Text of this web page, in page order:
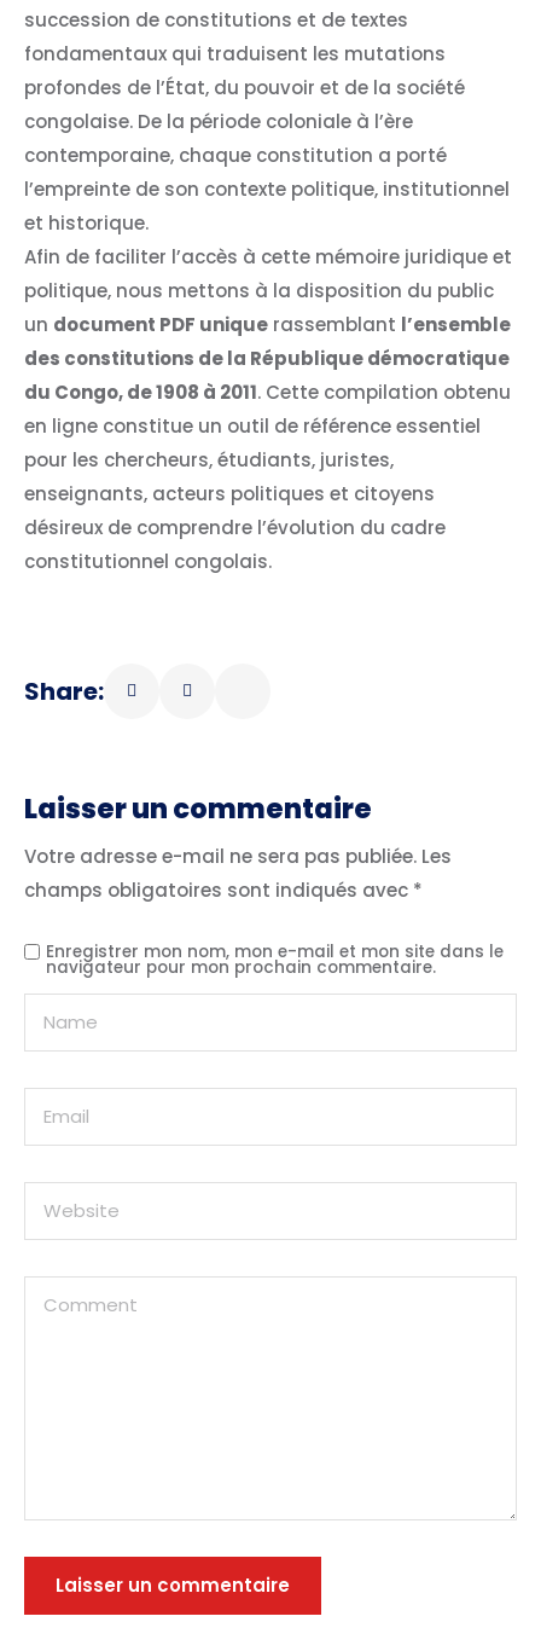
succession de constitutions et de textes
fondamentaux qui traduisent les mutations
profondes de l’État, du pouvoir et de la société
congolaise. De la période coloniale à l’ère
contemporaine, chaque constitution a porté
l’empreinte de son contexte politique, institutionnel
et historique.
Afin de faciliter l’accès à cette mémoire juridique et
politique, nous mettons à la disposition du public
un document PDF unique rassemblant l’ensemble
des constitutions de la République démocratique
du Congo, de 1908 à 2011. Cette compilation obtenu
en ligne constitue un outil de référence essentiel
pour les chercheurs, étudiants, juristes,
enseignants, acteurs politiques et citoyens
désireux de comprendre l’évolution du cadre
constitutionnel congolais.
Share:
Laisser un commentaire
Votre adresse e-mail ne sera pas publiée. Les
champs obligatoires sont indiqués avec *
Enregistrer mon nom, mon e-mail et mon site dans le
navigateur pour mon prochain commentaire.